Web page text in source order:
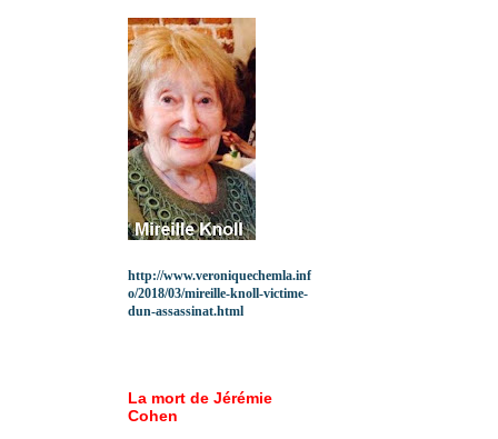
http://www.veroniquechemla.inf
o/2018/03/mireille-knoll-victime-
dun-assassinat.html
La mort de Jérémie
Cohen